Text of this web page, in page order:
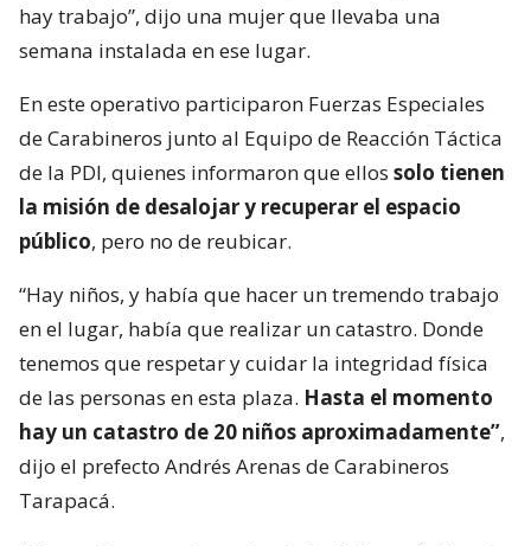
hay trabajo”, dijo una mujer que llevaba una
semana instalada en ese lugar.
En este operativo participaron Fuerzas Especiales
de Carabineros junto al Equipo de Reacción Táctica
de la PDI, quienes informaron que ellos solo tienen
la misión de desalojar y recuperar el espacio
público, pero no de reubicar.
“Hay niños, y había que hacer un tremendo trabajo
en el lugar, había que realizar un catastro. Donde
tenemos que respetar y cuidar la integridad física
de las personas en esta plaza. Hasta el momento
hay un catastro de 20 niños aproximadamente”,
dijo el prefecto Andrés Arenas de Carabineros
Tarapacá.